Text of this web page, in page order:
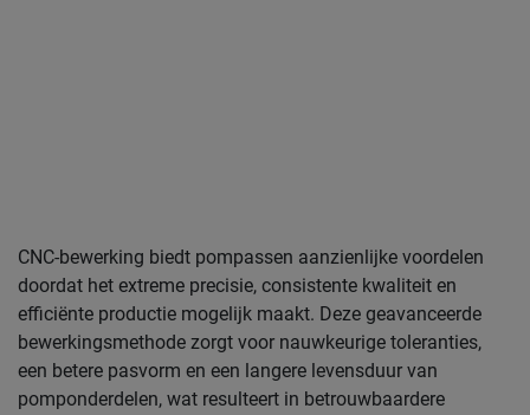
CNC-bewerking biedt pompassen aanzienlijke voordelen
doordat het extreme precisie, consistente kwaliteit en
efficiënte productie mogelijk maakt. Deze geavanceerde
bewerkingsmethode zorgt voor nauwkeurige toleranties,
een betere pasvorm en een langere levensduur van
pomponderdelen, wat resulteert in betrouwbaardere